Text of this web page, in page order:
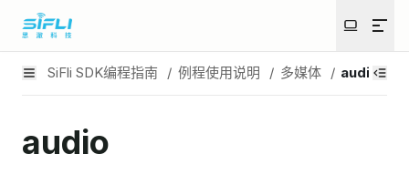
SiFli SDK编程指南 / 例程使用说明 / 多媒体 / audio
audio